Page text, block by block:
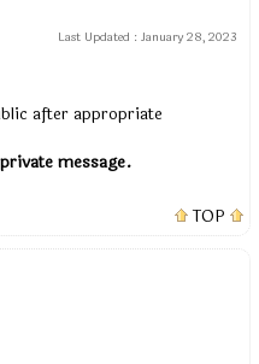
Last Updated : January 28, 2023
after appropriate
message.
TOP